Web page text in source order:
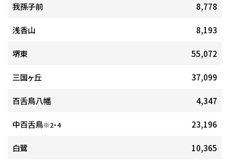
我孫子前 8,778
浅香山 8,193
堺東 55,072
三国ヶ丘 37,099
百舌鳥八幡 4,347
中百舌鳥※2・4 23,196
白鷺 10,365